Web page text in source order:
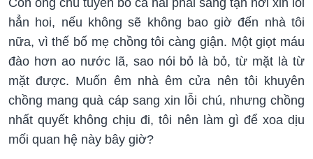
Còn ông chú tuyên bố cả hai phải sang tận nơi xin lỗi
hẳn hoi, nếu không sẽ không bao giờ đến nhà tôi
nữa, vì thế bố mẹ chồng tôi càng giận. Một giọt máu
đào hơn ao nước lã, sao nói bỏ là bỏ, từ mặt là từ
mặt được. Muốn êm nhà êm cửa nên tôi khuyên
chồng mang quà cáp sang xin lỗi chú, nhưng chồng
nhất quyết không chịu đi, tôi nên làm gì để xoa dịu
mối quan hệ này bây giờ?